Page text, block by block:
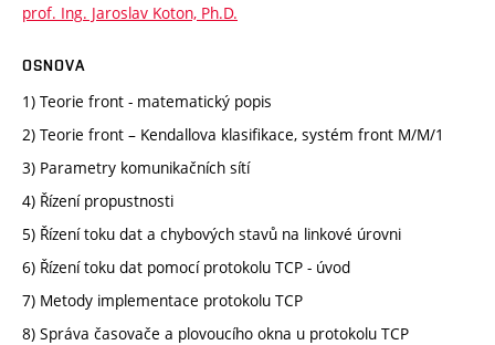
prof. Ing. Jaroslav Koton, Ph.D.
OSNOVA
1) Teorie front - matematický popis
2) Teorie front – Kendallova klasifikace, systém front M/M/1
3) Parametry komunikačních sítí
4) Řízení propustnosti
5) Řízení toku dat a chybových stavů na linkové úrovni
6) Řízení toku dat pomocí protokolu TCP - úvod
7) Metody implementace protokolu TCP
8) Správa časovače a plovoucího okna u protokolu TCP